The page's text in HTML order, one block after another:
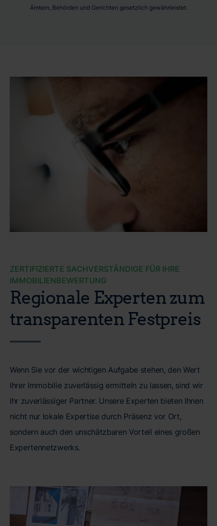
Ämtern, Behörden und Gerichten gesetzlich gewährleistet.
ZERTIFIZIERTE SACHVERSTÄNDIGE FÜR IHRE
IMMOBILIENBEWERTUNG
Regionale Experten zum
transparenten Festpreis
Wenn Sie vor der wichtigen Aufgabe stehen, den Wert
Ihrer Immobilie zuverlässig ermitteln zu lassen, sind wir
Ihr zuverlässiger Partner. Unsere Experten bieten Ihnen
nicht nur lokale Expertise durch Präsenz vor Ort,
sondern auch den unschätzbaren Vorteil eines großen
Expertennetzwerks.